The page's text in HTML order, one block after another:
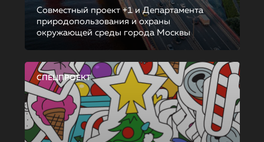
Совместный проект +1 и Департамента
природопользования и охраны
окружающей среды города Москвы
СПЕЦПРОЕКТ